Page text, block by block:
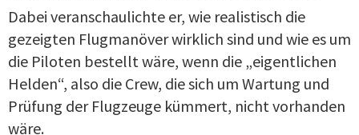
Dabei veranschaulichte er, wie realistisch die
gezeigten Flugmanöver wirklich sind und wie es um
die Piloten bestellt wäre, wenn die „eigentlichen
Helden“, also die Crew, die sich um Wartung und
Prüfung der Flugzeuge kümmert, nicht vorhanden
wäre.